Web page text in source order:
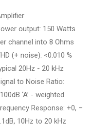
output: 150 Watts
channel into 8 Ohms
(+ noise): <0.010 %
20Hz - 20 kHz
to Noise Ratio:
‘A’ - weighted
Response: +0, –
10Hz to 20 kHz